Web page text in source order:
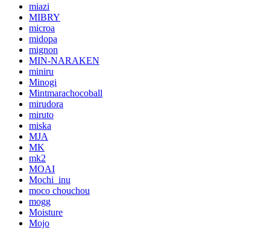
miazi
MIBRY
microa
midopa
mignon
MIN-NARAKEN
miniru
Minogi
Mintmarachocoball
mirudora
miruto
miska
MJA
MK
mk2
MOAI
Mochi_inu
moco chouchou
mogg
Moisture
Mojo